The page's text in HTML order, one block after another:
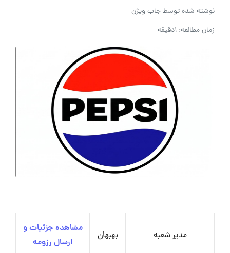
نوشته شده توسطجاب ویژن
زمان مطالعه: 1دقیقه
مدیر شعبه بهبهان
مشاهده جزئیات و
ارسال رزومه